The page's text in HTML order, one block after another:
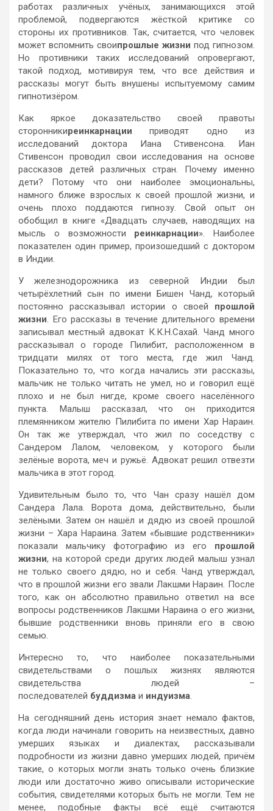
работах различных учёных, занимающихся этой
проблемой, подвергаются жёсткой критике со
стороны их противников. Так, считается, что человек
может вспомнить своипрошлые жизни под гипнозом.
Но противники таких исследований опровергают,
такой подход, мотивируя тем, что все действия и
рассказы могут быть внушены испытуемому самим
гипнотизёром.
Как яркое доказательство своей правоты
сторонникиреинкарнации приводят одно из
исследований доктора Иана Стивенсона. Иан
Стивенсон проводил свои исследования на основе
рассказов детей различных стран. Почему именно
дети? Потому что они наиболее эмоциональны,
намного ближе взрослых к своей прошлой жизни, и
очень плохо поддаются гипнозу. Свой опыт он
обобщил в книге «Двадцать случаев, наводящих на
мысль о возможности реинкарнации». Наиболее
показателен один пример, произошедший с доктором
в Индии.
У железнодорожника из северной Индии был
четырёхлетний сын по имени Бишен Чанд, который
постоянно рассказывал истории о своей прошлой
жизни. Его рассказы в течение длительного времени
записывал местный адвокат К.К.Н.Сахай. Чанд много
рассказывал о городе Пилибит, расположенном в
тридцати милях от того места, где жил Чанд.
Показательно то, что когда начались эти рассказы,
мальчик не только читать не умел, но и говорил ещё
плохо и не был нигде, кроме своего населённого
пункта. Малыш рассказал, что он приходится
племянником жителю Пилибита по имени Хар Нараин.
Он так же утверждал, что жил по соседству с
Сандером Лалом, человеком, у которого были
зелёные ворота, меч и ружьё. Адвокат решил отвезти
мальчика в этот город.
Удивительным было то, что Чан сразу нашёл дом
Сандера Лала. Ворота дома, действительно, были
зелёными. Затем он нашёл и дядю из своей прошлой
жизни – Хара Нараина. Затем «бывшие родственники»
показали мальчику фотографию из его прошлой
жизни, на которой среди других людей малыш узнал
не только своего дядю, но и себя. Чанд утверждал,
что в прошлой жизни его звали Лакшми Нараин. После
того, как он абсолютно правильно ответил на все
вопросы родственников Лакшми Нараина о его жизни,
бывшие родственники вновь приняли его в свою
семью.
Интересно то, что наиболее показательными
свидетельствами о пошлых жизнях являются
свидетельства людей –
последователей буддизма и индуизма.
На сегодняшний день история знает немало фактов,
когда люди начинали говорить на неизвестных, давно
умерших языках и диалектах, рассказывали
подробности из жизни давно умерших людей, причём
такие, о которых могли знать только очень близкие
люди или достаточно живо описывали исторические
события, свидетелями которых быть не могли. Тем не
менее, подобные факты всё ещё считаются